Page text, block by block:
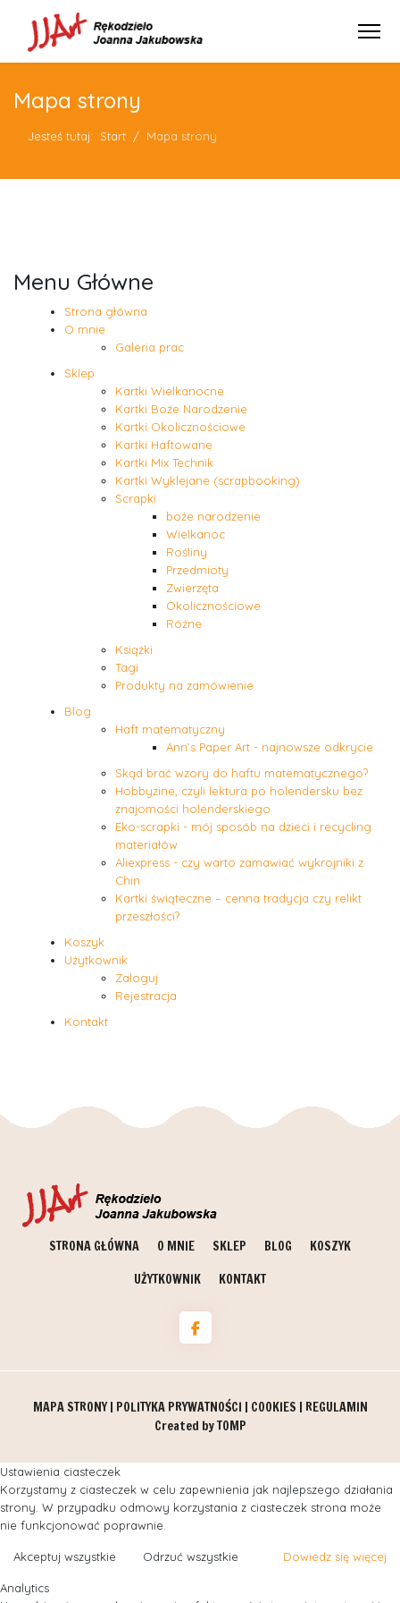
Mapa strony
Jesteś tutaj: Start Mapa strony
Menu Główne
Strona główna
O mnie
Galeria prac
Sklep
Kartki Wielkanocne
Kartki Boże Narodzenie
Kartki Okolicznościowe
Kartki Haftowane
Kartki Mix Technik
Kartki Wyklejane (scrapbooking)
Scrapki
boże narodzenie
Wielkanoc
Rośliny
Przedmioty
Zwierzęta
Okolicznościowe
Różne
Książki
Tagi
Produkty na zamówienie
Blog
Haft matematyczny
Ann`s Paper Art - najnowsze odkrycie
Skąd brać wzory do haftu matematycznego?
Hobbyzine, czyli lektura po holendersku bez
znajomości holenderskiego
Eko-scrapki - mój sposób na dzieci i recycling
materiałów
Aliexpress - czy warto zamawiać wykrojniki z
Chin
Kartki świąteczne – cenna tradycja czy relikt
przeszłości?
Koszyk
Użytkownik
Zaloguj
Rejestracja
Kontakt
STRONA GŁÓWNA O MNIE SKLEP BLOG
KOSZYK
UŻYTKOWNIK
KONTAKT
MAPA STRONY| POLITYKA PRYWATNOŚCI | COOKIES | REGULAMIN
Created byTOMP
Ustawienia ciasteczek
Korzystamy z ciasteczek w celu zapewnienia jak najlepszego działania
strony. W przypadku odmowy korzystania z ciasteczek strona może
nie funkcjonować poprawnie.
Akceptuj wszystkie Odrzuć wszystkie Dowiedz się więcej
Analytics